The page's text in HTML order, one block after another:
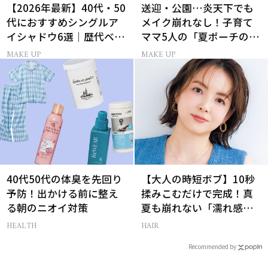
【2026年最新】40代・50
代におすすめシングルア
イシャドウ6選｜歴代ベス
トコスメ受賞まとめ
MAKE UP
送迎・公園…炎天下でも
メイク崩れなし！子育て
ママ5人の「夏ポーチの中
身」
MAKE UP
40代50代の体臭を先回り
予防！出かける前に整え
る朝のニオイ対策
HEALTH
【大人の時短ボブ】10秒
揉みこむだけで完成！真
夏も崩れない「濡れ感ハ
ンサムヘア」
HAIR
Recommended by